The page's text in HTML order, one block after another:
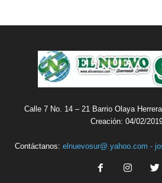
Calle 7 No. 14 – 21 Barrio Olaya
Creación: 04/02/
Contáctanos: elnuevosur@.yahoo.com -